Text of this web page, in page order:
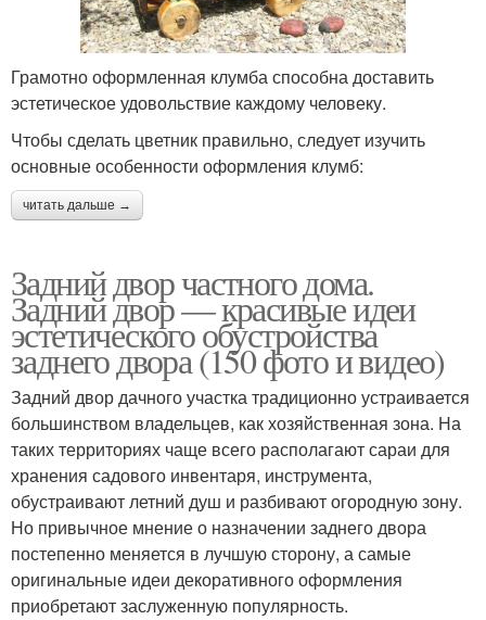
Грамотно оформленная клумба способна доставить
эстетическое удовольствие каждому человеку.
Чтобы сделать цветник правильно, следует изучить
основные особенности оформления клумб:
читать дальше →
Задний двор частного дома.
Задний двор — красивые идеи
эстетического обустройства
заднего двора (150 фото и видео)
Задний двор дачного участка традиционно устраивается
большинством владельцев, как хозяйственная зона. На
таких территориях чаще всего располагают сараи для
хранения садового инвентаря, инструмента,
обустраивают летний душ и разбивают огородную зону.
Но привычное мнение о назначении заднего двора
постепенно меняется в лучшую сторону, а самые
оригинальные идеи декоративного оформления
приобретают заслуженную популярность.